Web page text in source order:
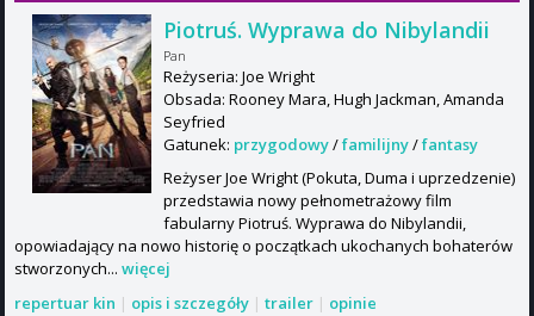
Piotruś. Wyprawa do Nibylandii
Pan
Reżyseria: Joe Wright
Obsada: Rooney Mara, Hugh Jackman, Amanda
Seyfried
Gatunek: przygodowy/familijny/fantasy
Reżyser Joe Wright (Pokuta, Duma i uprzedzenie)
przedstawia nowy pełnometrażowy film
fabularny Piotruś. Wyprawa do Nibylandii,
opowiadający na nowo historię o początkach ukochanych bohaterów
stworzonych... więcej
repertuar kin | opis i szczegóły | trailer | opinie